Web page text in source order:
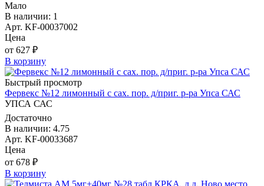
Мало
В наличии: 1
Арт. KF-00037002
Цена
от 627 ₽
В корзину
Быстрый просмотр
Фервекс №12 лимонный с сах. пор. д/приг. р-ра Упса САС
УПСА САС
Достаточно
В наличии: 4.75
Арт. KF-00033687
Цена
от 678 ₽
В корзину